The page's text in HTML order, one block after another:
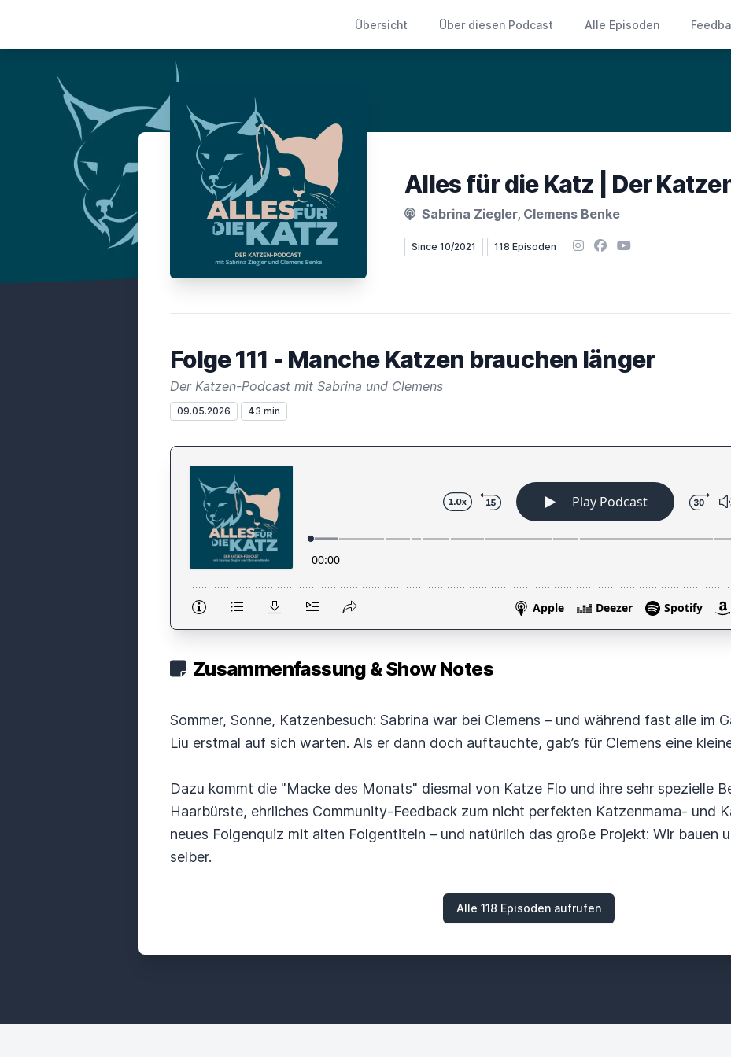
Übersicht Über diesen Podcast Alle Episoden
Alles für die Katz | Der
Sabrina Ziegler, Clemens Benke
Since 10/2021 118 Episoden Instagram
Facebook
YouTube
Folge 111 - Manche Katzen brauchen länger
Der Katzen-Podcast mit Sabrina und Clemens
09.05.2026 43 min
Zusammenfassung & Show Notes
Sommer, Sonne, Katzenbesuch: Sabrina war bei Clemens – und während fast alle im
Liu erstmal auf sich warten. Als er dann doch auftauchte, gab’s für Clemens eine
Dazu kommt die "Macke des Monats" diesmal von Katze Flo und ihre sehr spezielle
Haarbürste, ehrliches Community-Feedback zum nicht perfekten Katzenmama- und
neues Folgenquiz mit alten Folgentiteln – und natürlich das große Projekt: Wir bauen
selber.
Alle 118 Episoden aufrufen